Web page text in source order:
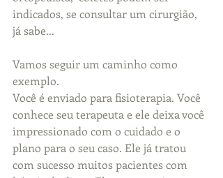
indicados, se consultar um cirurgião,
já sabe...
Vamos seguir um caminho como
exemplo.
Você é enviado para fisioterapia. Você
conhece seu terapeuta e ele deixa você
impressionado com o cuidado e o
plano para o seu caso. Ele já tratou
com sucesso muitos pacientes com